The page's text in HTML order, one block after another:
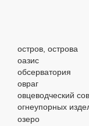
остров, острова
оазис
обсерватория
овраг
овцеводческий
огнеупорных
озеро